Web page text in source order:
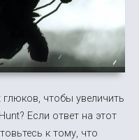
чтобы увеличить
Если ответ на этот
к тому, что